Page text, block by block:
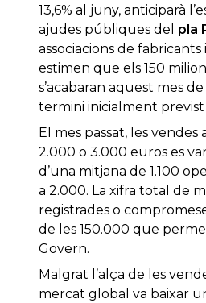
13,6% al juny, anticiparà
ajudes públiques del pla
associacions de
estimen que els 150
s’acabaran aquest mes
termini inicialment
El mes passat, les
2.000 o 3.000 euros es
d’una mitjana de 1.100
a 2.000. La xifra total de
registrades o
de les 150.000 que
Govern.
Malgrat l’alça de les
mercat global va baixar